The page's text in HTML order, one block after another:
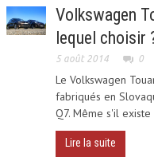
TOUS LES MODÈLES
HYBRIDE
EQUIPEMENTS
Volkswagen
lequel choisir
5 août 2014 0
Le Volkswagen
fabriqués en
Q7. Même s'il
Lire la suite